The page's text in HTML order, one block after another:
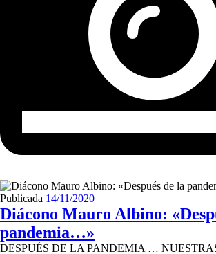
Publicada 14/11/2020
Diácono Mauro Albino:
pandemia…»
DESPUÉS DE LA PANDEMIA …